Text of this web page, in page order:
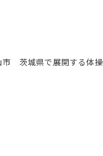
城県で展開する体操